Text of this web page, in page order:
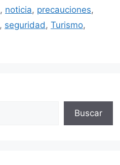
, noticia, precauciones,
, seguridad , Turismo,
Buscar